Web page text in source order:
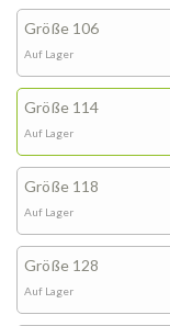
Größe 106
Auf Lager
Größe 114
Auf Lager
Größe 118
Auf Lager
Größe 128
Auf Lager